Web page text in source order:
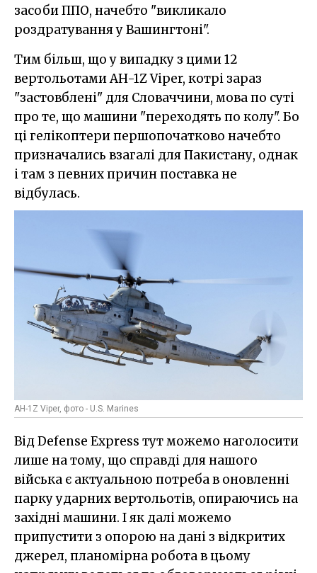
засоби ППО, начебто "викликало
роздратування у Вашингтоні".
Тим більш, що у випадку з цими 12
вертольотами AH-1Z Viper, котрі зараз
"застовблені" для Словаччини, мова по суті
про те, що машини "переходять по колу". Бо
ці гелікоптери першопочатково начебто
призначались взагалі для Пакистану, однак
і там з певних причин поставка не
відбулась.
AH-1Z Viper, фото - U.S. Marines
Від Defense Express тут можемо наголосити
лише на тому, що справді для нашого
війська є актуальною потреба в оновленні
парку ударних вертольотів, опираючись на
західні машини. І як далі можемо
припустити з опорою на дані з відкритих
джерел, планомірна робота в цьому